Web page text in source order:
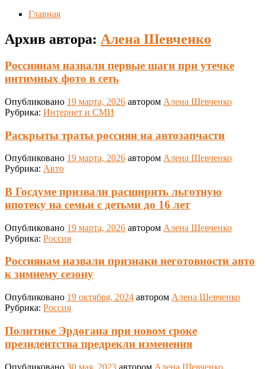
Главная
Архив автора: Алена Шевченко
Россиянам назвали первые шаги при утечке
интимных фото в сеть
Опубликовано 19 марта, 2026 автором Алена Шевченко
Рубрика: Интернет и СМИ
Раскрыты траты россиян на автозапчасти
Опубликовано 19 марта, 2026 автором Алена Шевченко
Рубрика: Авто
В Госдуме призвали расширить льготную
ипотеку на семьи с детьми до 16 лет
Опубликовано 19 марта, 2026 автором Алена Шевченко
Рубрика: Россия
Россиянам назвали признаки неготовности авто
к зимнему сезону
Опубликовано 19 октября, 2024 автором Алена Шевченко
Рубрика: Россия
Политике Эрдогана при новом сроке
президентства предрекли изменения
Опубликовано 30 мая, 2023 автором Алена Шевченко